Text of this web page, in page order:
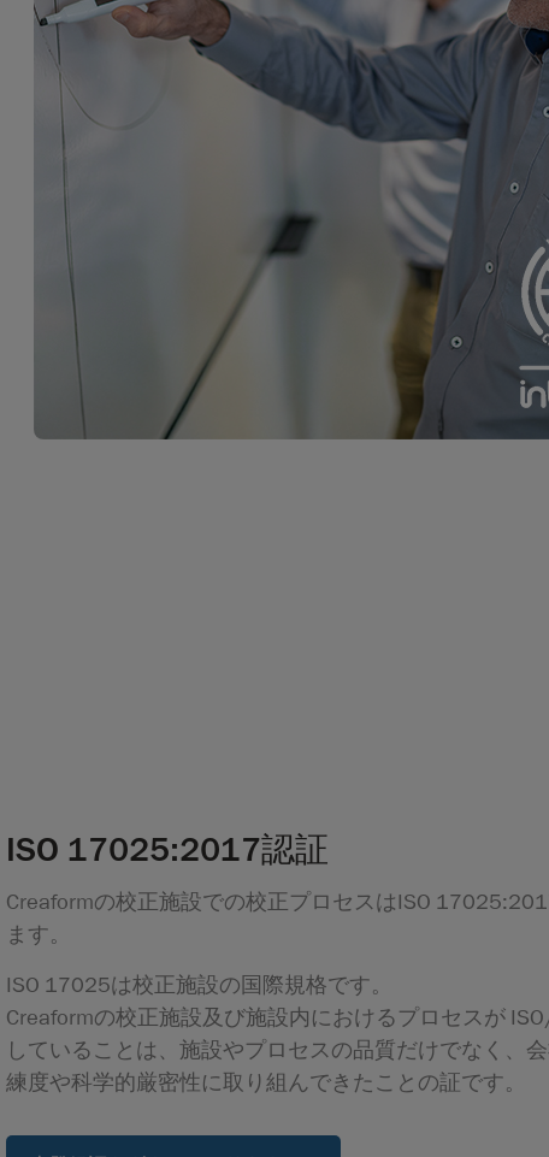
ISO 17025:2017認証
Creaformの校正施設での校正プロセスはISO
ます。
ISO 17025は校正施設の国際規格です。
Creaformの校正施設及び施設内におけるプロセスが
していることは、施設やプロセスの品質だけでなく、
練度や科学的厳密性に取り組んできたことの証です。